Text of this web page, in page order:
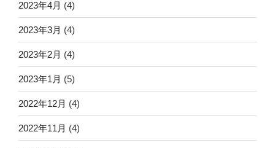
2023年4月 (4)
2023年3月 (4)
2023年2月 (4)
2023年1月 (5)
2022年12月 (4)
2022年11月 (4)